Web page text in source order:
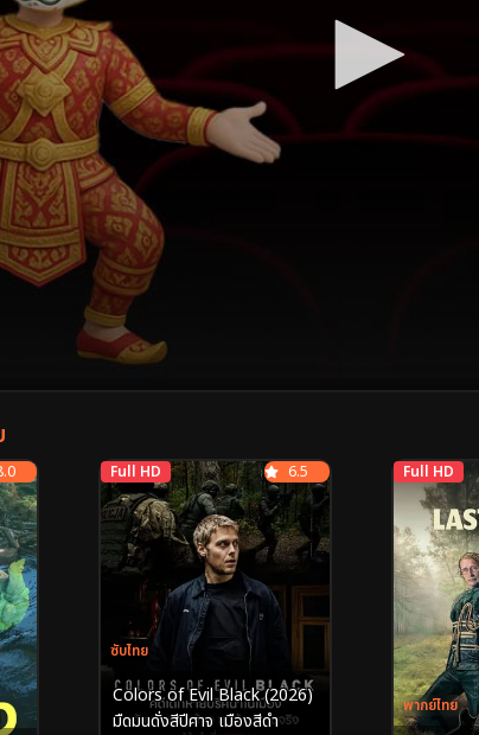
Full HD
ซับไทย
6.5
Colors of Evil Black (2026)
มืดมนดั่งสีปีศาจ เมืองสีดำ
Full HD
พากย์ไทย